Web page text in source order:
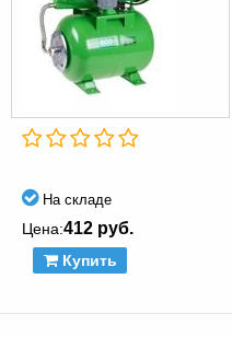
На складе
Цена:412 руб.
Купить